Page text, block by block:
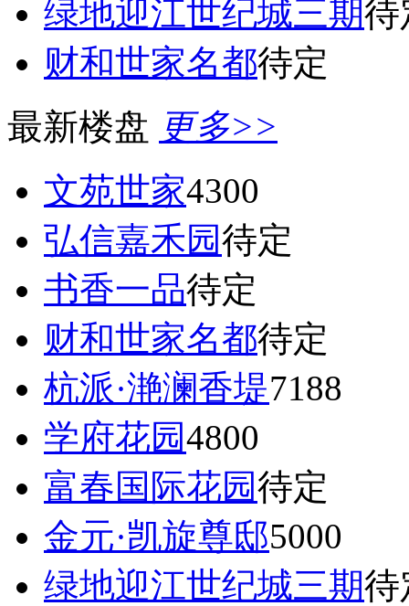
绿地迎江世纪城三期待
财和世家名都待定
最新楼盘 更多>>
文苑世家4300
弘信嘉禾园待定
书香一品待定
财和世家名都待定
杭派·滟澜香堤7188
学府花园4800
富春国际花园待定
金元·凯旋尊邸5000
绿地迎江世纪城三期待